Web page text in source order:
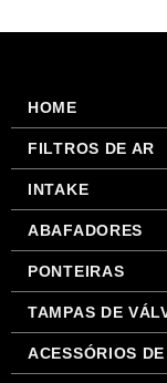
HOME
FILTROS DE AR
INTAKE
ABAFADORES
PONTEIRAS
TAMPAS DE
ACESSÓRIOS